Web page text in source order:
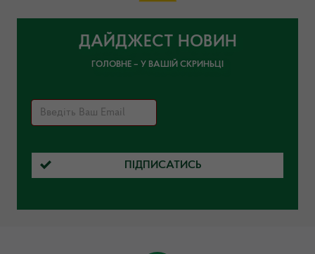
ДАЙДЖЕСТ НОВИН
ГОЛОВНЕ – У ВАШІЙ СКРИНЬЦІ
ПІДПИСАТИСЬ